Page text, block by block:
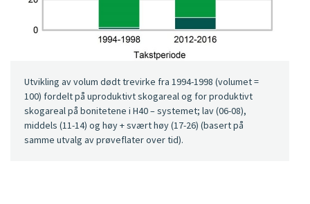
Utvikling av volum dødt trevirke fra 1994-1998 (volumet =
100) fordelt på uproduktivt skogareal og for produktivt
skogareal på bonitetene i H40 – systemet; lav (06-08),
middels (11-14) og høy + svært høy (17-26) (basert på
samme utvalg av prøveflater over tid).